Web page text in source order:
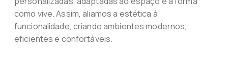
como vive. Assim, aliamos a estética à
funcionalidade, criando ambientes modernos,
eficientes e confortáveis.